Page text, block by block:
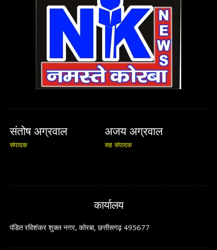
संतोष अग्रवाल
संपादक
अजय अग्रवाल
सह संपादक
कार्यालय
पंडित रविशंकर शुक्ल नगर, कोरबा, छत्तीसगढ़ 495677